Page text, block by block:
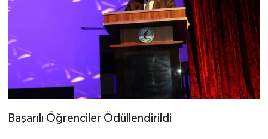
Başarılı Öğrenciler Ödüllendirildi